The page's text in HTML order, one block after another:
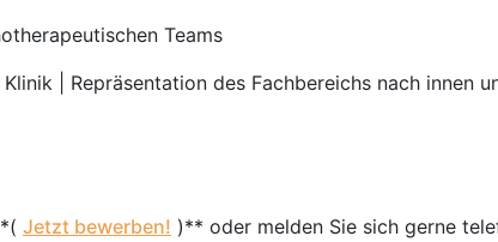
Teams
| Repräsentation des Fachbereichs nach innen
Jetzt bewerben! )** oder melden Sie sich gerne